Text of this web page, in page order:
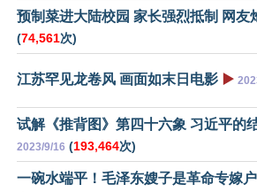
预制菜进大陆校园 家长强烈抵制 网友
(74,561次)
江苏罕见龙卷风 画面如末日电影 ▶️
试解《推背图》第四十六象 习近平的
2023/9/16 (193,464次)
一碗水端平！毛泽东嫂子是革命专嫁户